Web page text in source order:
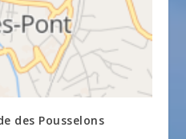
des Pousselons